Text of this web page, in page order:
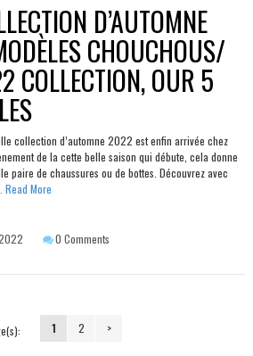
D’AUTOMNE
CHOUCHOUS/
COLLECTION, OUR 5
collection d’automne 2022 est enfin arrivée chez
de la cette belle saison qui débute, cela donne
paire de chaussures ou de bottes. Découvrez avec
... Read More
0 Comments
1 2 >